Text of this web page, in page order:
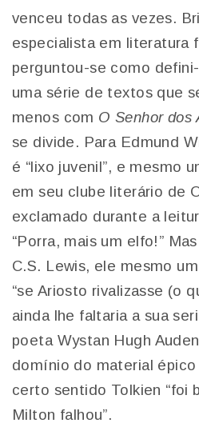
venceu todas as vezes.
especialista em literatura
perguntou-se como
uma série de textos que
menos com O Senhor dos
se divide. Para Edmund
é “lixo juvenil”, e mesmo
em seu clube literário de
exclamado durante a
“Porra, mais um elfo!”
C.S. Lewis, ele mesmo
“se Ariosto rivalizasse (o
ainda lhe faltaria a sua
poeta Wystan Hugh
domínio do material
certo sentido Tolkien “foi
Milton falhou”.